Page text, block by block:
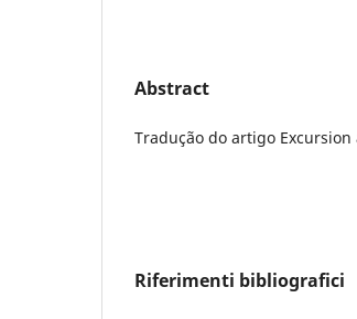
Abstract
Tradução do artigo Excursion
Riferimenti bibliografici